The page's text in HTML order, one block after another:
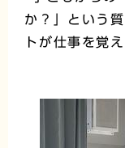
か？」という
トが仕事を覚